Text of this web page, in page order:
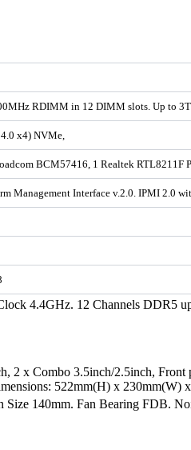
RDIMM in 12 DIMM slots. Up to
x4) NVMe,
BCM57416, 1 Realtek RTL8211F
Management Interface v.2.0. IPMI 2.0
4.4GHz. 12 Channels DDR5
2 x Combo 3.5inch/2.5inch,
522mm(H) x 230mm(W)
140mm. Fan Bearing FDB.